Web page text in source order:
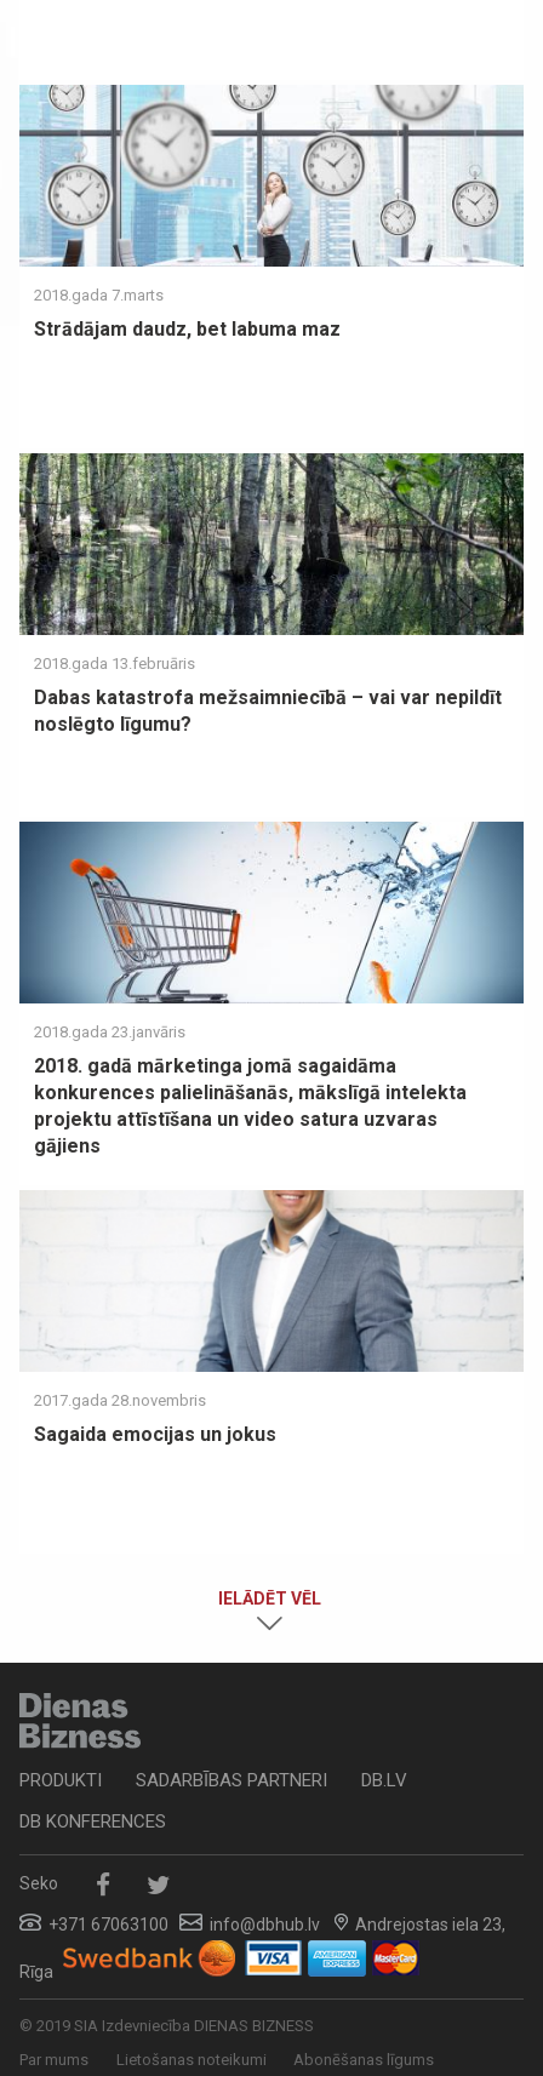
2018.gada 7.marts
Strādājam daudz, bet labuma maz
2018.gada 13.februāris
Dabas katastrofa mežsaimniecībā – vai var nepildīt
noslēgto līgumu?
2018.gada 23.janvāris
2018. gadā mārketinga jomā sagaidāma
konkurences palielināšanās, mākslīgā intelekta
projektu attīstīšana un video satura uzvaras
gājiens
2017.gada 28.novembris
Sagaida emocijas un jokus
IELĀDĒT VĒL
PRODUKTI SADARBĪBAS PARTNERI
DB.LV
DB KONFERENCES
Seko
+371 67063100 info@dbhub.lv Andrejostas iela 23,
Rīga
© 2019 SIA Izdevniecība DIENAS BIZNESS
Par mums
Lietošanas noteikumi Abonēšanas līgums